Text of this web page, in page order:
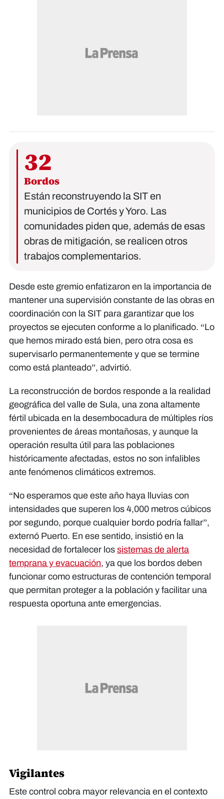
32
Bordos
Están reconstruyendo la SIT en
municipios de Cortés y Yoro. Las
comunidades piden que, además de esas
obras de mitigación, se realicen otros
trabajos complementarios.
Desde este gremio enfatizaron en la importancia de
mantener una supervisión constante de las obras en
coordinación con la SIT para garantizar que los
proyectos se ejecuten conforme a lo planificado. “Lo
que hemos mirado está bien, pero otra cosa es
supervisarlo permanentemente y que se termine
como está planteado”, advirtió.
La reconstrucción de bordos responde a la realidad
geográfica del valle de Sula, una zona altamente
fértil ubicada en la desembocadura de múltiples ríos
provenientes de áreas montañosas, y aunque la
operación resulta útil para las poblaciones
históricamente afectadas, estos no son infalibles
ante fenómenos climáticos extremos.
“No esperamos que este año haya lluvias con
intensidades que superen los 4,000 metros cúbicos
por segundo, porque cualquier bordo podría fallar”,
externó Puerto. En ese sentido, insistió en la
necesidad de fortalecer los sistemas de alerta
temprana y evacuación, ya que los bordos deben
funcionar como estructuras de contención temporal
que permitan proteger a la población y facilitar una
respuesta oportuna ante emergencias.
Vigilantes
Este control cobra mayor relevancia en el contexto